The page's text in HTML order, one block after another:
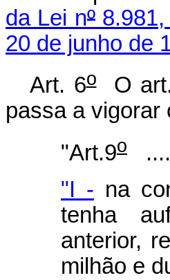
da Lei nº8.981,
20 de junho de
Art. 6oO
passa a vigorar
"Art.9o
"I - na
tenha
anterior,
milhão e